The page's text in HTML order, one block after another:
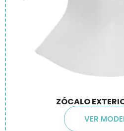
ZÓCALO
VER